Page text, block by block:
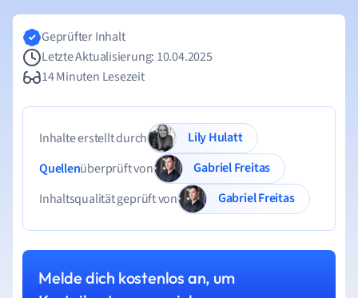
Geprüfter Inhalt
Letzte Aktualisierung: 10.04.2025
14 Minuten Lesezeit
Inhalte erstellt durch
Lily Hulatt
Quellenüberprüft von
Gabriel Freitas
Inhaltsqualität geprüft von
Gabriel Freitas
Melde dich kostenlos an, um